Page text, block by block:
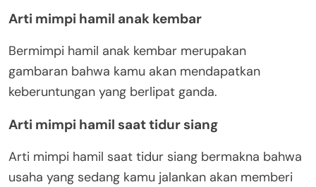
Arti mimpi hamil anak kembar
Bermimpi hamil anak kembar merupakan
gambaran bahwa kamu akan mendapatkan
keberuntungan yang berlipat ganda.
Arti mimpi hamil saat tidur siang
Arti mimpi hamil saat tidur siang bermakna bahwa
usaha yang sedang kamu jalankan akan memberi